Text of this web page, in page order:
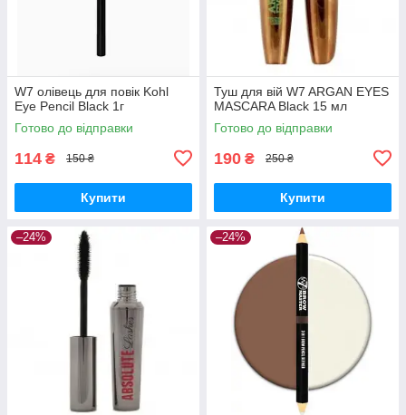
W7 олівець для повік Kohl
Eye Pencil Black 1г
Готово до відправки
114 ₴ 150 ₴
Купити
Туш для вій W7 ARGAN EYES
MASCARA Black 15 мл
Готово до відправки
190 ₴ 250 ₴
Купити
–24% –24%